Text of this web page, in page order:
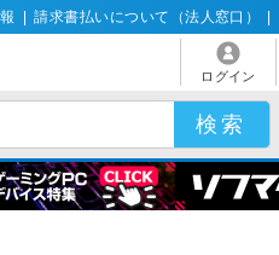
請求書払いについて（法人窓口）
ログイン